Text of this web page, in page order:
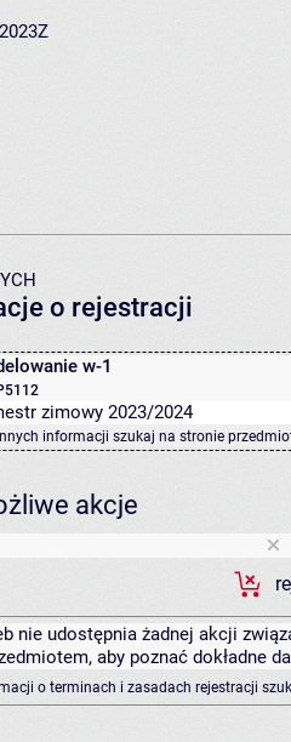
o rejestracji
w-1
zimowy 2023/2024
informacji szukaj na stronie
akcje
nie udostępnia żadnej akcji
aby poznać dokładne
o terminach i zasadach rejestracji